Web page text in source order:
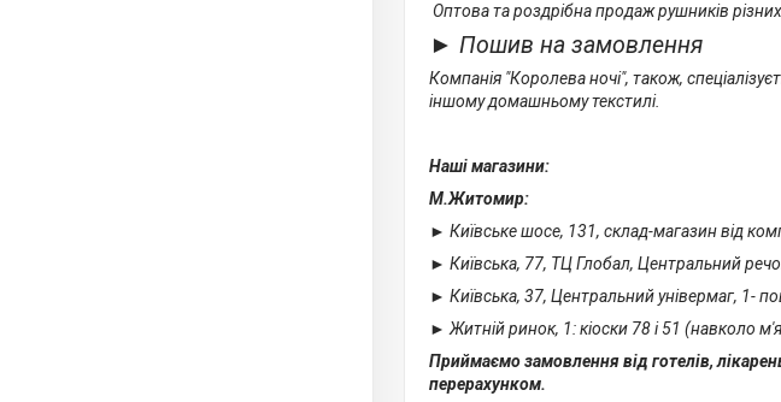
Оптова та роздрібна продаж рушників
► Пошив на замовлення
Компанія "Королева ночі", також,
іншому домашньому текстилі.
Наші магазини:
М.Житомир:
► Київське шосе, 131, склад-магазин від
► Київська, 77, ТЦ Глобал, Центральний
► Київська, 37, Центральний універмаг, 1-
► Житній ринок, 1: кіоски 78 і 51 (навколо
Приймаємо замовлення від готелів,
перерахунком.